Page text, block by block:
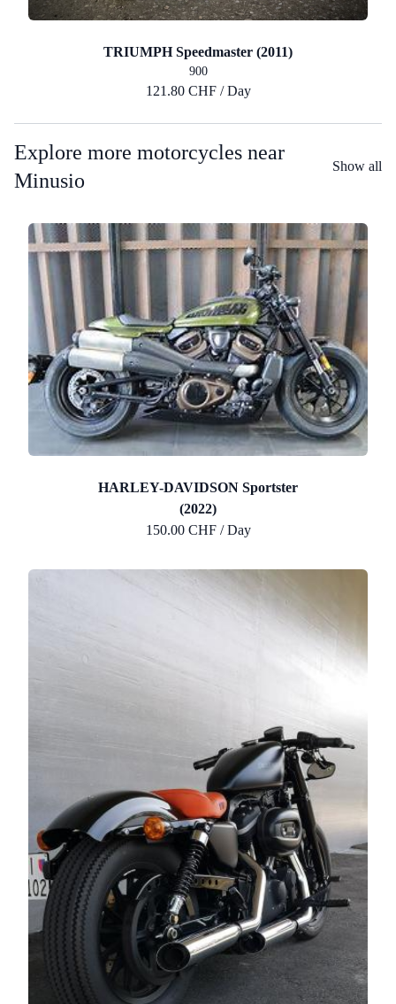
TRIUMPH Speedmaster (2011)
900
121.80 CHF / Day
Explore more motorcycles near
Minusio
Show all
HARLEY-DAVIDSON Sportster
(2022)
150.00 CHF / Day